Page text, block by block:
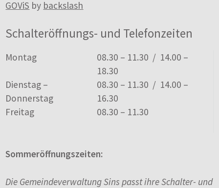
GOViS by backslash
Schalteröffnungs- und Telefonzeiten
TagÖffnungszeiten
Montag
08.30 – 11.30 / 14.00 –
18.30
Dienstag –
Donnerstag
08.30 – 11.30 / 14.00 –
16.30
Freitag
08.30 – 11.30
Sommeröffnungszeiten:
Die Gemeindeverwaltung Sins passt ihre Schalter- und